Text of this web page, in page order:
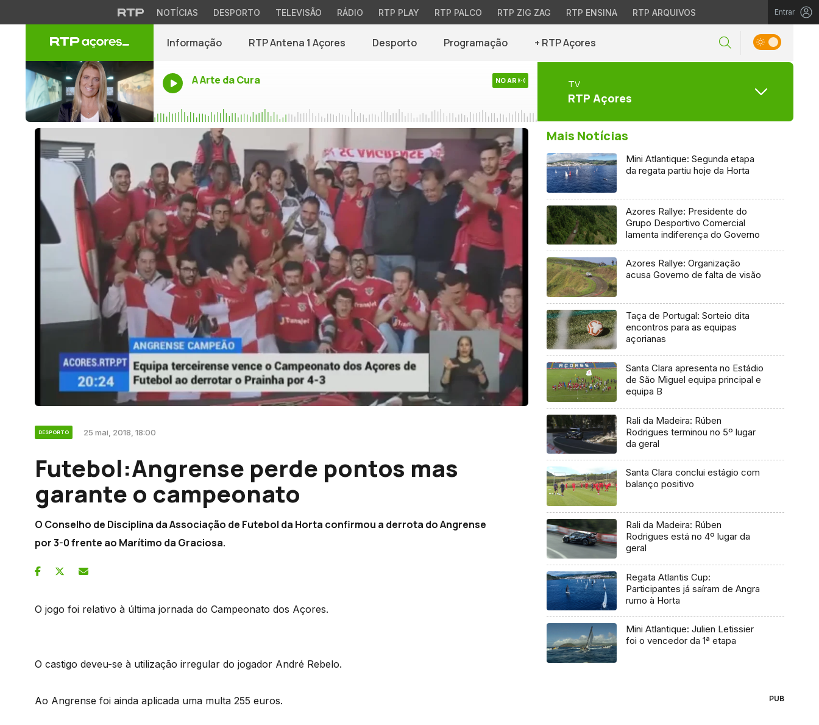
NOTÍCIAS DESPORTO TELEVISÃO RÁDIO RTP PLAY RTP PALCO RTP ZIG ZAG RTP ENSINA RTP ARQUIVOS Entrar
Informação RTP Antena 1 Açores Desporto Programação + RTP Açores
A Arte da Cura NO AR TV
RTP Açores
DESPORTO 25 mai, 2018, 18:00
Futebol:Angrense perde pontos mas
garante o campeonato
O Conselho de Disciplina da Associação de Futebol da Horta confirmou a derrota do Angrense
por 3-0 frente ao Marítimo da Graciosa.
O jogo foi relativo à última jornada do Campeonato dos Açores.
O castigo deveu-se à utilização irregular do jogador André Rebelo.
Ao Angrense foi ainda aplicada uma multa 255 euros.
Mais Notícias
Mini Atlantique: Segunda etapa
da regata partiu hoje da Horta
Azores Rallye: Presidente do
Grupo Desportivo Comercial
lamenta indiferença do Governo
Azores Rallye: Organização
acusa Governo de falta de visão
Taça de Portugal: Sorteio dita
encontros para as equipas
açorianas
Santa Clara apresenta no Estádio
de São Miguel equipa principal e
equipa B
Rali da Madeira: Rúben
Rodrigues terminou no 5º lugar
da geral
Santa Clara conclui estágio com
balanço positivo
Rali da Madeira: Rúben
Rodrigues está no 4º lugar da
geral
Regata Atlantis Cup:
Participantes já saíram de Angra
rumo à Horta
Mini Atlantique: Julien Letissier
foi o vencedor da 1ª etapa
PUB